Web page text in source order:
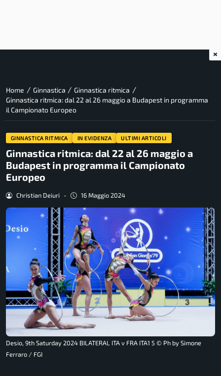
Home / Ginnastica / Ginnastica ritmica /
Ginnastica ritmica: dal 22 al 26 maggio a Budapest in programma
il Campionato Europeo
GINNASTICA RITMICA IN EVIDENZA ULTIMI ARTICOLI
Ginnastica ritmica: dal 22 al 26 maggio a
Budapest in programma il Campionato
Europeo
Christian Deiuri - 16 Maggio 2024
Desio, 9th Saturday 2024 BILATERAL ITA v FRA ITA1 5 © Ph by Simone
Ferraro / FGI
×